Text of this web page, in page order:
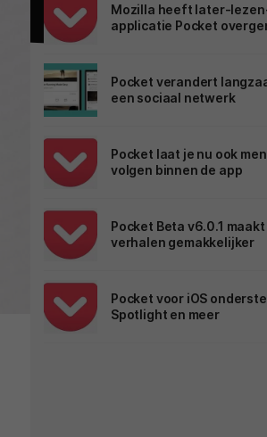
Mozilla heeft later-
applicatie Pocket
Pocket verandert
een sociaal netwerk
Pocket laat je nu ook
volgen binnen de app
Pocket Beta v6.0.1
verhalen gemakkelijker
Pocket voor iOS
Spotlight en meer